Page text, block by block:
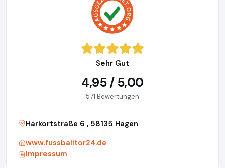
Sehr Gut
4,95 / 5,00
571 Bewertungen
Harkortstraße 6 , 58135 Hagen
www.fussballtor24.de
Impressum